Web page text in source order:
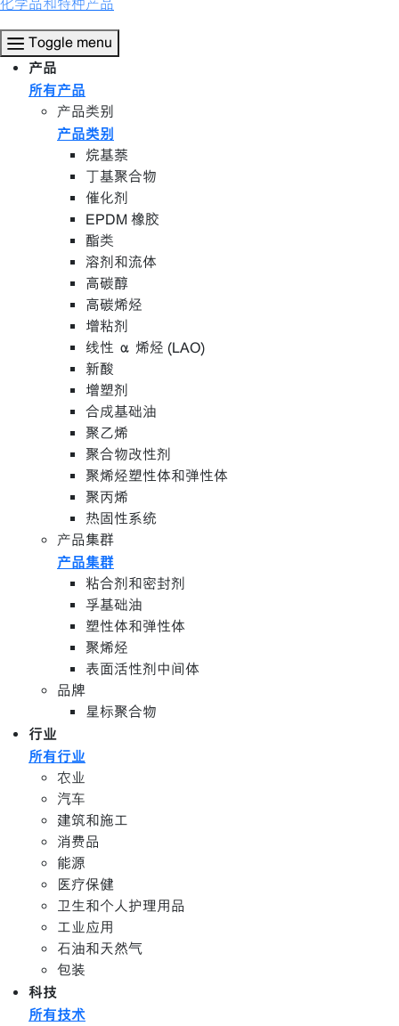
化学品和特种产品
Toggle menu
产品
所有产品
产品类别
产品类别
烷基萘
丁基聚合物
催化剂
EPDM 橡胶
酯类
溶剂和流体
高碳醇
高碳烯烃
增粘剂
线性 α 烯烃 (LAO)
新酸
增塑剂
合成基础油
聚乙烯
聚合物改性剂
聚烯烃塑性体和弹性体
聚丙烯
热固性系统
产品集群
产品集群
粘合剂和密封剂
孚基础油
塑性体和弹性体
聚烯烃
表面活性剂中间体
品牌
星标聚合物
行业
所有行业
农业
汽车
建筑和施工
消费品
能源
医疗保健
卫生和个人护理用品
工业应用
石油和天然气
包装
科技
所有技术